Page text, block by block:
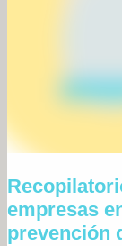
empresas
prevención